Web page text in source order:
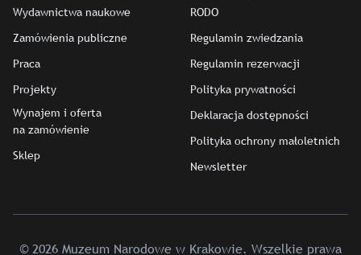
Wydawnictwa naukowe
Zamówienia publiczne
Praca
Projekty
Wynajem i oferta
na zamówienie
Sklep
RODO
Regulamin zwiedzania
Regulamin rezerwacji
Polityka prywatności
Deklaracja dostępności
Polityka ochrony małoletnich
Newsletter
© 2026 Muzeum Narodowe w Krakowie. Wszelkie prawa